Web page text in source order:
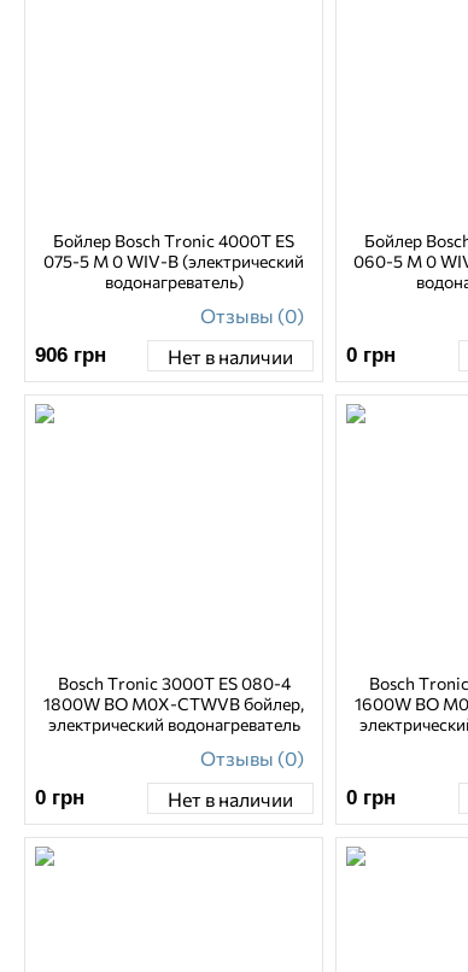
Бойлер Bosch Tronic 4000T ES
075-5 M 0 WIV-B (электрический
водонагреватель)
Отзывы (0)
906 грн Нет в наличии
Бойлер
060-5 M 0
0 грн
Bosch Tronic 3000T ES 080-4
1800W BO M0X-CTWVB бойлер,
электрический водонагреватель
Отзывы (0)
0 грн Нет в наличии
Bosch
1600W BO
0 грн